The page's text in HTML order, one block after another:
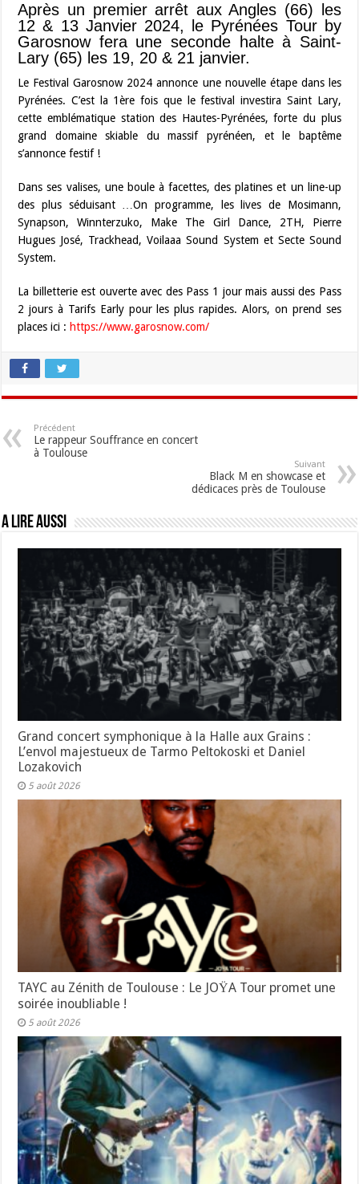
Après un premier arrêt aux Angles (66) les
12 & 13 Janvier 2024, le Pyrénées Tour by
Garosnow fera une seconde halte à Saint-
Lary (65) les 19, 20 & 21 janvier.
Le Festival Garosnow 2024 annonce une nouvelle étape dans les
Pyrénées. C’est la 1ère fois que le festival investira Saint Lary,
cette emblématique station des Hautes-Pyrénées, forte du plus
grand domaine skiable du massif pyrénéen, et le baptême
s’annonce festif !
Dans ses valises, une boule à facettes, des platines et un line-up
des plus séduisant …On programme, les lives de Mosimann,
Synapson, Winnterzuko, Make The Girl Dance, 2TH, Pierre
Hugues José, Trackhead, Voilaaa Sound System et Secte Sound
System.
La billetterie est ouverte avec des Pass 1 jour mais aussi des Pass
2 jours à Tarifs Early pour les plus rapides. Alors, on prend ses
places ici : https://www.garosnow.com/
Précédent
Le rappeur Souffrance en concert
à Toulouse
Suivant
Black M en showcase et
dédicaces près de Toulouse
A lire aussi
Grand concert symphonique à la Halle aux Grains :
L’envol majestueux de Tarmo Peltokoski et Daniel
Lozakovich
5 août 2026
TAYC au Zénith de Toulouse : Le JOŸA Tour promet une
soirée inoubliable !
5 août 2026